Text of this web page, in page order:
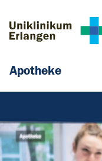
Apotheke